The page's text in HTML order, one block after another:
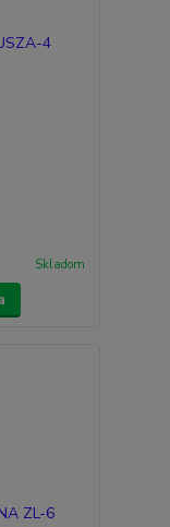
Skladom